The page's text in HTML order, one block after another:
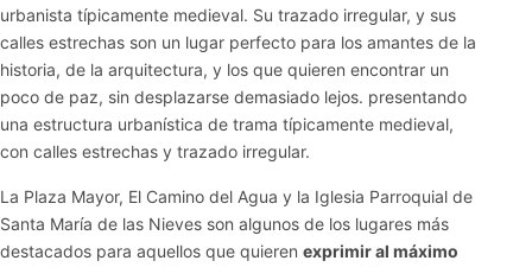
urbanista típicamente medieval. Su trazado irregular, y sus
calles estrechas son un lugar perfecto para los amantes de la
historia, de la arquitectura, y los que quieren encontrar un
poco de paz, sin desplazarse demasiado lejos. presentando
una estructura urbanística de trama típicamente medieval,
con calles estrechas y trazado irregular.
La Plaza Mayor, El Camino del Agua y la Iglesia Parroquial de
Santa María de las Nieves son algunos de los lugares más
destacados para aquellos que quieren exprimir al máximo